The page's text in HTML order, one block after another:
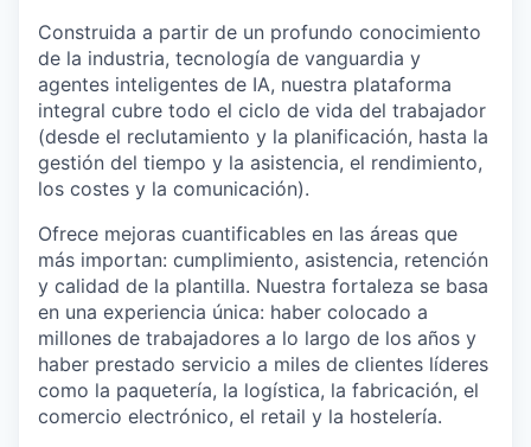
Construida a partir de un profundo conocimiento
de la industria, tecnología de vanguardia y
agentes inteligentes de IA, nuestra plataforma
integral cubre todo el ciclo de vida del trabajador
(desde el reclutamiento y la planificación, hasta la
gestión del tiempo y la asistencia, el rendimiento,
los costes y la comunicación).
Ofrece mejoras cuantificables en las áreas que
más importan: cumplimiento, asistencia, retención
y calidad de la plantilla. Nuestra fortaleza se basa
en una experiencia única: haber colocado a
millones de trabajadores a lo largo de los años y
haber prestado servicio a miles de clientes líderes
como la paquetería, la logística, la fabricación, el
comercio electrónico, el retail y la hostelería.